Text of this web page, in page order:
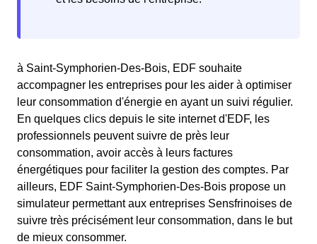
à Saint-Symphorien-Des-Bois, EDF souhaite
accompagner les entreprises pour les aider à optimiser
leur consommation d'énergie en ayant un suivi régulier.
En quelques clics depuis le site internet d'EDF, les
professionnels peuvent suivre de près leur
consommation, avoir accès à leurs factures
énergétiques pour faciliter la gestion des comptes. Par
ailleurs, EDF Saint-Symphorien-Des-Bois propose un
simulateur permettant aux entreprises Sensfrinoises de
suivre très précisément leur consommation, dans le but
de mieux consommer.